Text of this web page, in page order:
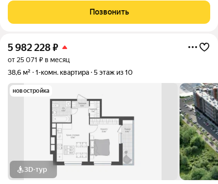
Угловая квартира в легендарной сталинке, раздельный
санузел, удобная планировка,
Позвонить
5 982 228₽
от 25 071 ₽ в месяц
38,6 м²
1-комн. квартира 5 этаж из 10
новостройка
3D-тур